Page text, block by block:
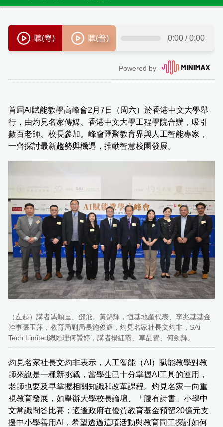
首屆AI賦能教學高峰會2月7日（周六）於香港中文大學舉
行，由灼見名家傳媒、香港中文大學工程學院合辦，吸引
數百老師、校長參加。峰會匯聚教育界與人工智能專家，
一齊探討最新趨勢與機遇，推動智慧校園發展。
（左起）講者馮穎匡、鄧飛、黃錦輝，恒基地產代表、李兆基基金
幹事張玉萍，教育局副局長施俊輝，灼見名家社長文灼非，SAi
Tech Limited總經理何贇婷，講者楊紅霞、車品覺、何劍輝。
灼見名家社長文灼非表示，人工智能（AI）賦能教學對教
師來說是一種新挑戰，當學生已十分掌握AI工具的運用，
老師也要及早掌握相關知識和改革課程。灼見名家一向重
視教育發展，如舉辦大學校長論壇、「腹有詩書」小學中
文常識問答比賽；適逢政府在優質教育基金預留20億元支
援中小學善用AI，希望透過這項活動與教育同工探討如何